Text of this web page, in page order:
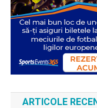
ARTICOLE